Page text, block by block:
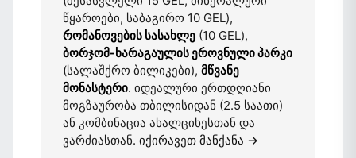
წყაროები, საბაგირო 10 GEL),
რომანოვების სასახლე (10 GEL),
ბორჯომ-ხარაგაულის ეროვნული პარკი
(სალაშქრო ბილიკები), მწვანე
მონასტერი. იდეალური ერთდღიანი
მოგზაურობა თბილისიდან (2.5 საათი)
ან კომბინაცია ახალციხესთან და
ვარძიასთან. იქირავეთ მანქანა →